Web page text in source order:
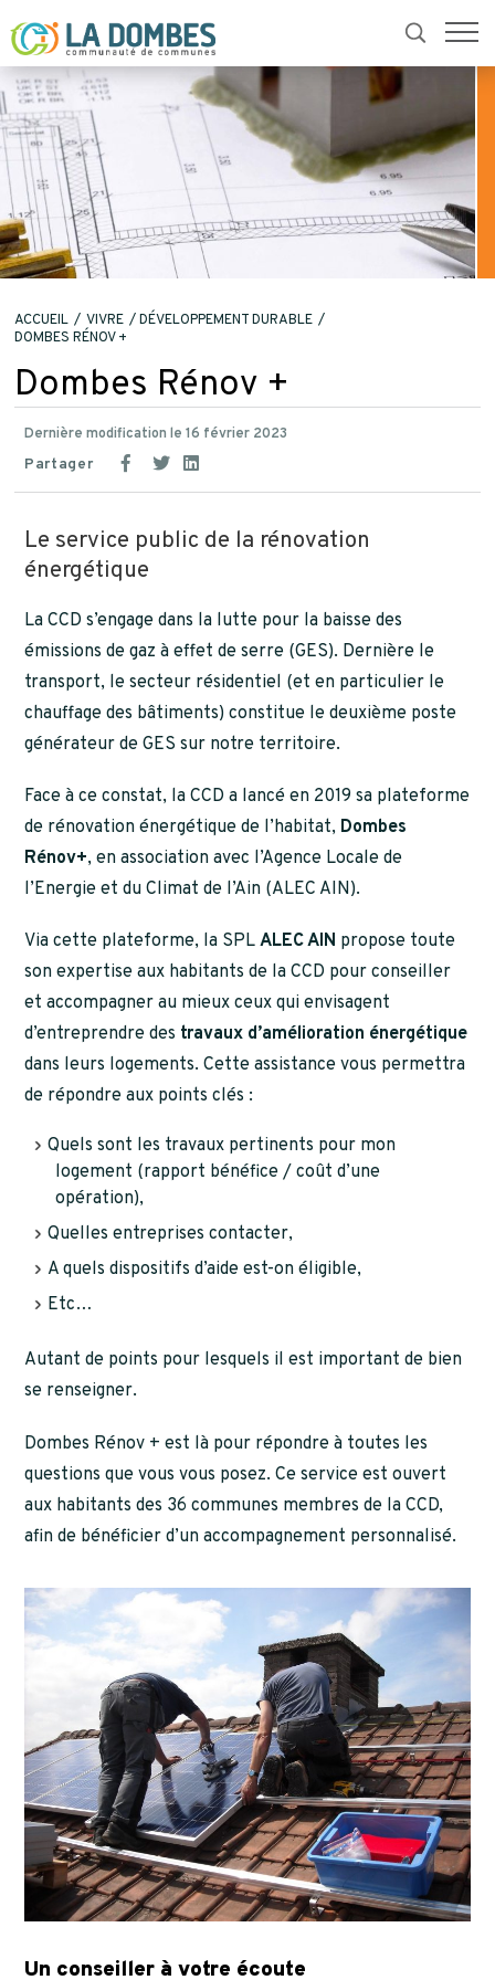
ACCUEIL VIVRE
DÉVELOPPEMENT DURABLE
DOMBES RÉNOV +
Dombes Rénov +
Dernière modification le 16 février 2023
Partager
Le service public de la rénovation
énergétique
La CCD s’engage dans la lutte pour la baisse des
émissions de gaz à effet de serre (GES). Dernière le
transport, le secteur résidentiel (et en particulier le
chauffage des bâtiments) constitue le deuxième poste
générateur de GES sur notre territoire.
Face à ce constat, la CCD a lancé en 2019 sa plateforme
de rénovation énergétique de l’habitat, Dombes
Rénov+, en association avec l’Agence Locale de
l’Energie et du Climat de l’Ain (ALEC AIN).
Via cette plateforme, la SPLALEC AIN propose toute
son expertise aux habitants de la CCD pour conseiller
et accompagner au mieux ceux qui envisagent
d’entreprendre des travaux d’amélioration énergétique
dans leurs logements. Cette assistance vous permettra
de répondre aux points clés :
Quels sont les travaux pertinents pour mon
logement (rapport bénéfice / coût d’une
opération),
Quelles entreprises contacter,
A quels dispositifs d’aide est-on éligible,
Etc…
Autant de points pour lesquels il est important de bien
se renseigner.
Dombes Rénov + est là pour répondre à toutes les
questions que vous vous posez. Ce service est ouvert
aux habitants des 36 communes membres de la CCD,
afin de bénéficier d’un accompagnement personnalisé.
Un conseiller à votre écoute